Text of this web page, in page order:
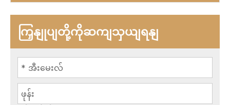
ကြှနျုပျတို့ကိုဆကျသှယျရနျ